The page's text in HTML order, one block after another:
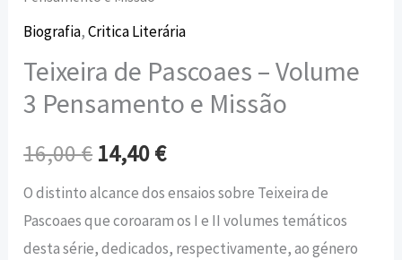
Biografia,Critica Literária
Teixeira de Pascoaes – Volume
3 Pensamento e Missão
16,00€ 14,40€
O distinto alcance dos ensaios sobre Teixeira de
Pascoaes que coroaram os I e II volumes temáticos
desta série, dedicados, respectivamente, ao género